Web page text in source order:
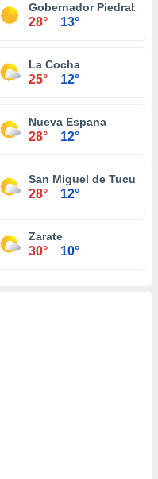
Gobernador
28° 13°
La Cocha
25° 12°
Nueva Espana
28° 12°
San Miguel de Tucumán
28° 12°
Zarate
30° 10°